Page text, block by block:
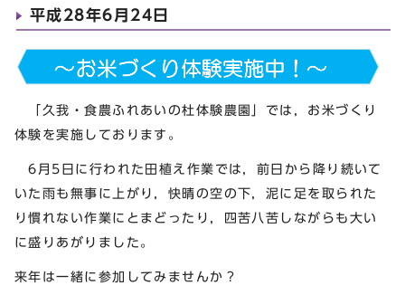
平成28年6月24日
「久我・食農ふれあいの杜体験農園」では，お米づくり
体験を実施しております。
6月5日に行われた田植え作業では，前日から降り続いて
いた雨も無事に上がり，快晴の空の下，泥に足を取られた
り慣れない作業にとまどったり，四苦八苦しながらも大い
に盛りあがりました。
来年は一緒に参加してみませんか？